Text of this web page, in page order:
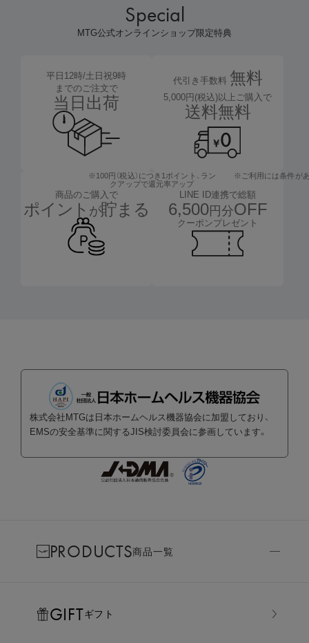
Special
MTG公式オンラインショップ限定特典
平日12時/土日祝9時
までのご注文で
当日出荷
代引き手数料 無料
5,000円(税込)以上ご購入で
送料無料
商品のご購入で
ポイント が貯まる
※100円（税込）につき1ポイント、 ラン
クアップで還元率アップ
LINE ID連携で総額
6,500円分OFF
クーポンプレゼント
※ご利用には条件が
株式会社MTGは日本ホームヘルス機器協会に加盟しており、
EMSの安全基準に関するJIS検討委員会に参画しています。
PRODUCTS商品一覧
GIFTギフト